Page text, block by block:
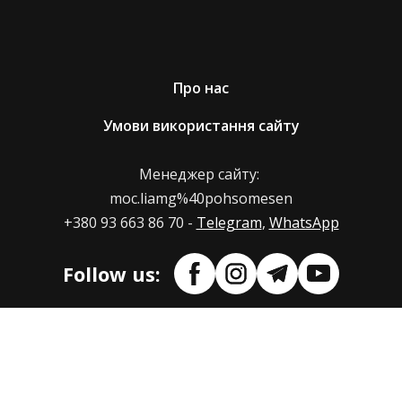
Терміни повернення заміни товару
товару становить 10 діб з моменту отримання
нами товару.
Повернути товар або відправити його з метою
Про нас
Умови використання сайту
Менеджер сайту:
moc.liamg%40pohsomesen
+380 93 663 86 70 - Telegram, WhatsApp
Follow us: